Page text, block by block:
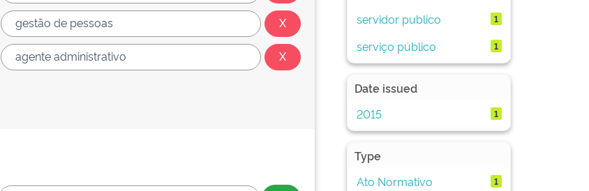
servidor publico 1
serviço público 1
Date issued
2015
1
Type
Ato Normativo
1